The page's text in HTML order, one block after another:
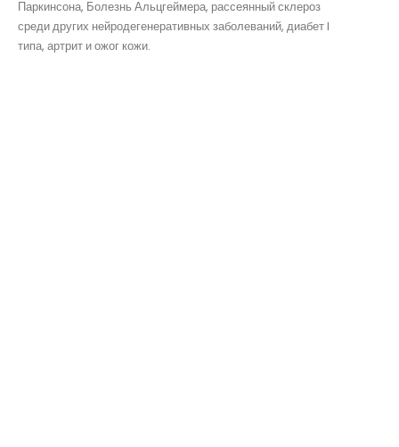
Паркинсона, Болезнь Альцгеймера, рассеянный склероз
среди других нейродегенеративных заболеваний, диабет I
типа, артрит и ожог кожи.